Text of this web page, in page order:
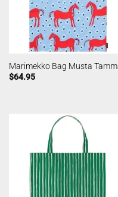
Marimekko Bag Musta
$64.95